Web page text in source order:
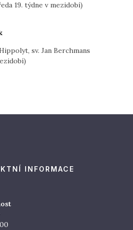
19. týdne v mezidobí)
sv. Jan Berchmans
INFORMACE